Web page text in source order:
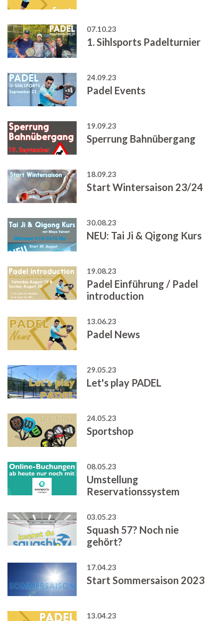
07.10.23
1. Sihlsports Padelturnier
24.09.23
Padel Events
19.09.23
Sperrung Bahnübergang
18.09.23
Start Wintersaison 23/24
30.08.23
NEU: Tai Ji & Qigong Kurs
19.08.23
Padel Einführung / Padel
introduction
13.06.23
Padel News
29.05.23
Let's play PADEL
24.05.23
Sportshop
08.05.23
Umstellung
Reservationssystem
03.05.23
Squash 57? Noch nie
gehört?
17.04.23
Start Sommersaison 2023
13.04.23